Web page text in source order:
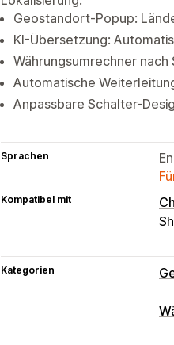
Geostandort-Popup:
KI-Übersetzung:
Währungsumrechner
Automatische
Anpassbare Schalter-
Sprachen
Kompatibel mit
Kategorien